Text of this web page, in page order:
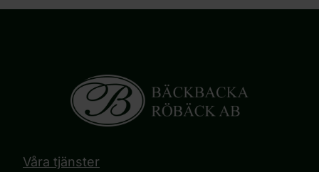
Våra tjänster